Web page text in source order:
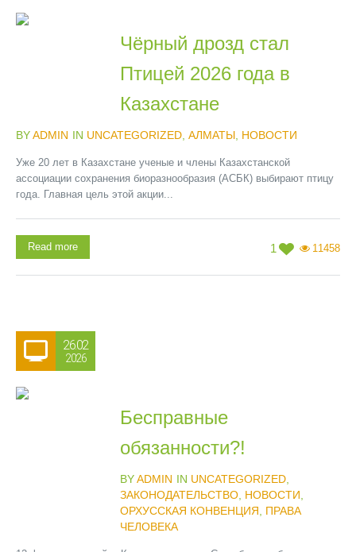
Чёрный дрозд стал
Птицей 2026 года в
Казахстане
BYADMIN IN UNCATEGORIZED АЛМАТЫ НОВОСТИ
Уже 20 лет в Казахстане ученые и члены Казахстанской
ассоциации сохранения биоразнообразия (АСБК) выбирают птицу
года. Главная цель этой акции...
1 11458
Read more
26.02
2026
Бесправные
обязанности?!
BYADMIN IN UNCATEGORIZED,
ЗАКОНОДАТЕЛЬСТВО, НОВОСТИ
ОРХУССКАЯ КОНВЕНЦИЯ
ПРАВА
ЧЕЛОВЕКА